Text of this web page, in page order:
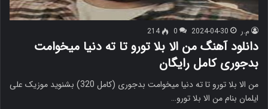
م.ر 2024-04-30
0
214
دانلود آهنگ من الا بلا تورو تا ته دنیا میخوامت
بدجوری کامل رایگان
من الا بلا تورو تا ته دنیا میخوامت بدجوری (کامل 320) بشنوید موزیک علی
ایلمان بنام من الا بلا تورو…